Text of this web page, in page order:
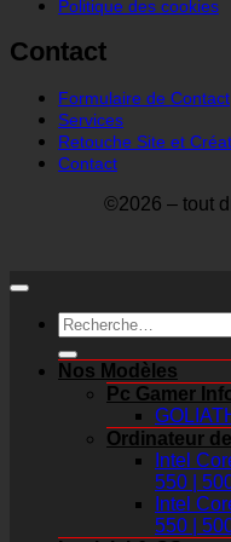
Politique des cookies
Contact
Formulaire de Contact
Services
Retouche Site et
Contact
©2026 – tout
Recherche
pour :
Nos Modèles
Pc Gamer
Ordinateur
Intel
550 |
Intel
550 |